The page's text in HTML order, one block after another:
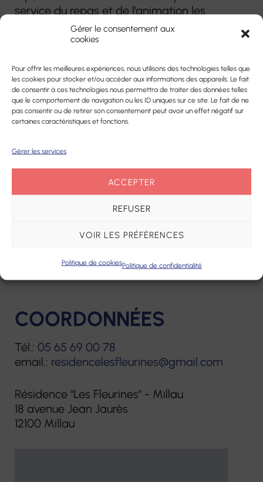
Gérer le consentement aux
cookies
Pour offrir les meilleures expériences, nous utilisons des technologies telles que
les cookies pour stocker et/ou accéder aux informations des appareils. Le fait
de consentir à ces technologies nous permettra de traiter des données telles
que le comportement de navigation ou les ID uniques sur ce site. Le fait de ne
pas consentir ou de retirer son consentement peut avoir un effet négatif sur
certaines caractéristiques et fonctions.
Gérer les services
ACCEPTER
REFUSER
VOIR LES PRÉFÉRENCES
Politique de cookiesPolitique de confidentialité
service du repas et de l’animation les
après-midis avec la coordinatrice des
LES SERVICES
L’entretien du linge peut être réalisé par
(forfait supplémentaire).
Coordinatrice : Célia Boudou
Son rôle est de faciliter vos démarches
prise de rendez-vous et de coordonner
votre domicile.
COORDONNÉES
Tél.: 05 65 69 00 78
email.: residencelesfleurines@gmail.com
Résidence "Les Fleurines" - Millau
18 avenue Jean Jaurès
12100 Millau